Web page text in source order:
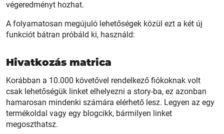
végeredményt hozhat.
A folyamatosan megújuló lehetőségek közül ezt a két új
funkciót bátran próbáld ki, használd:
Hivatkozás matrica
Korábban a 10.000 követővel rendelkező fiókoknak volt
csak lehetőségük linket elhelyezni a story-ba, ez azonban
hamarosan mindenki számára elérhető lesz. Legyen az egy
termékoldal vagy egy blogcikk, bármilyen linket
megoszthatsz.